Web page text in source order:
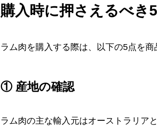
購入時に押さえるべき
ラム肉を購入する際は、以下の5点を
① 産地の確認
ラム肉の主な輸入元はオーストラリア